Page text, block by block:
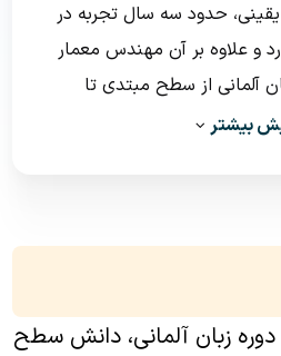
یقینی، حدود سه سال تجربه‌ در
و علاوه بر آن مهندس معمار
آلمانی از سطح مبتدی تا
زبان‌آموزان برای
زبان سوم گرفت. پس از به
معماری، به کشور آلمان
دوره‌های یادگیری زبان آلمانی
بیشتر
زبان آلمانی، دانش سطح